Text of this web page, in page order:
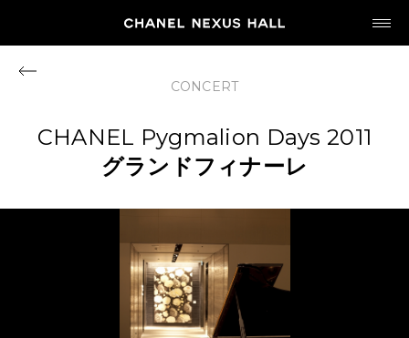
MY CHANEL NEXUS
PROGRAM
2026
CONCERT
CHANEL Pygmalion Days 2011
グランドフィナーレ